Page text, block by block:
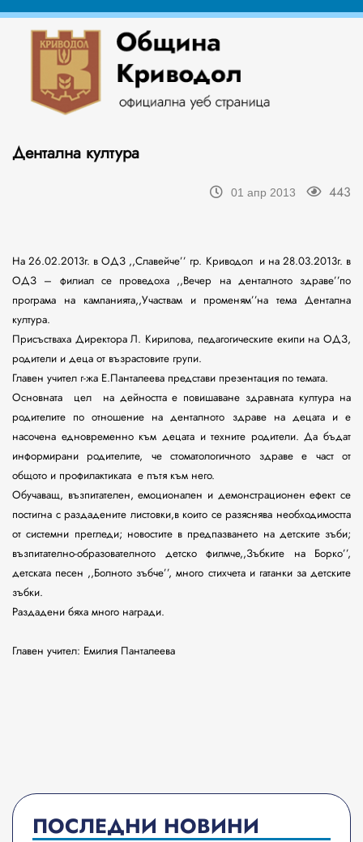
Дентална култура
01 апр 2013 443
На26.02.2013г. в ОДЗ ,,Славейче’’ гр. Криводол ина 28.03.2013г. в
ОДЗ – филиалсе проведоха ,,Вечер на денталното здраве’’по
програма на кампанията,,Участвам и променям’’на тема Дентална
култура.
Присъстваха Директора Л. Кирилова, педагогическите екипи на ОДЗ,
родители и деца от възрастовите групи.
Главен учител г-жа Е.Панталеева представи презентация по темата.
Основната цел
на дейността е повишаване здравната култура на
родителите по отношение на денталното здраве на децата и е
насочена едновременно към децата и техните родители. Да бъдат
информирани родителите, че стоматологичното здраве е част от
общото и профилактиката е пътя към него.
Обучаващ, възпитателен, емоционален и демонстрационен ефект се
постигна с раздадените листовки,в които се разяснява необходимостта
от системни прегледи; новостите в предпазването на детските зъби;
възпитателно-образователното детско филмче,,Зъбките на Борко’’,
детската песен ,,Болното зъбче’’, много стихчета и гатанки за детските
зъбки.
Раздадени бяха много награди.
Главен учител: Емилия Панталеева
ПОСЛЕДНИ НОВИНИ